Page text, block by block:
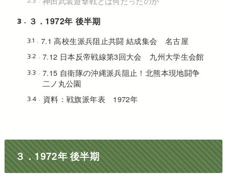
3 ３．1972年 後半期
3.1 7.1 高校生派兵阻止共闘 結成集会 名古屋
3.2 7.12 日本反帝戦線第3回大会 九州大学生会館
3.3
7.15 自衛隊の沖縄派兵阻止！北熊本現地闘争
二ノ丸公園
3.4 資料：戦旗派年表 1972年
３．1972年 後半期